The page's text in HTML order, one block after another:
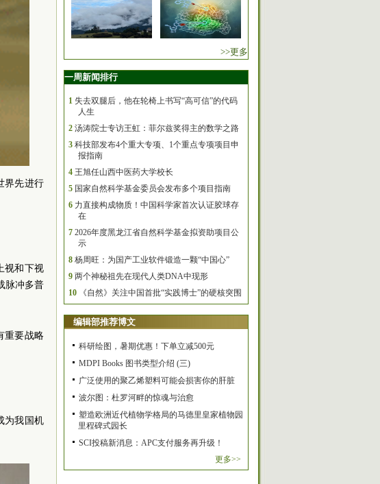
界先进行
视和下视
脉冲多普
重要战略
为我国机
>>更多
一周新闻排行
1 失去双腿后，他在轮椅上书写“高可信”的代码
人生
2 汤涛院士专访王虹：菲尔兹奖得主的数学之路
3 科技部发布4个重大专项、1个重点专项项目申
报指南
4 王旭任山西中医药大学校长
5 国家自然科学基金委员会发布多个项目指南
6 力直接构成物质！中国科学家首次认证胶球存
在
7 2026年度黑龙江省自然科学基金拟资助项目公
示
8 杨周旺：为国产工业软件锻造一颗“中国心”
9 两个神秘祖先在现代人类DNA中现形
10
《自然》关注中国首批“实践博士”的硬核突围
编辑部推荐博文
科研绘图，暑期优惠！下单立减500元
MDPI Books 图书类型介绍 (三)
广泛使用的聚乙烯塑料可能会损害你的肝脏
波尔图：杜罗河畔的惊魂与治愈
塑造欧洲近代植物学格局的马德里皇家植物园
里程碑式园长
SCI投稿新消息：APC支付服务再升级！
更多>>